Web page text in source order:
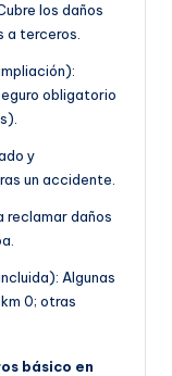
los daños
a terceros.
obligatorio
y
un accidente.
reclamar daños
Algunas
0; otras
básico en